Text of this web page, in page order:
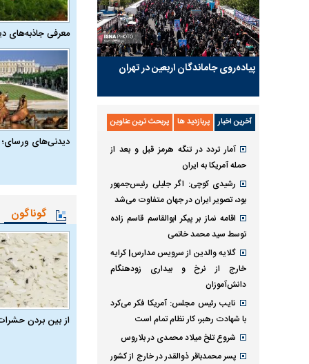
معرفی جاذبه‌های
دیدنی‌های ورسای؛
گوناگون
از بین بردن
پیاده‌روی جاماندگان اربعین در تهران
آخرین اخبار پربازدید ها پربحث ترین عناوین
آمار تردد در تنگه هرمز قبل و بعد از
حمله آمریکا به ایران
رشیدی کوچی: اگر جلیلی رئیس‌جمهور
بود، تصویر ایران در جهان متفاوت می‌شد
اقامه نماز بر پیکر ابوالقاسم قاسم زاده
توسط سید محمد خاتمی
گلایه والدین از سرویس مدارس| کرایه
خارج از نرخ و بیداری زودهنگام
دانش‌آموزان
نایب رئیس مجلس: آمریکا فکر می‌کرد
با شهادت رهبر، کار نظام تمام است
شروع تلخ میلاد محمدی در بلاروس
پسر محمدباقر ذوالقدر در خارج از کشور